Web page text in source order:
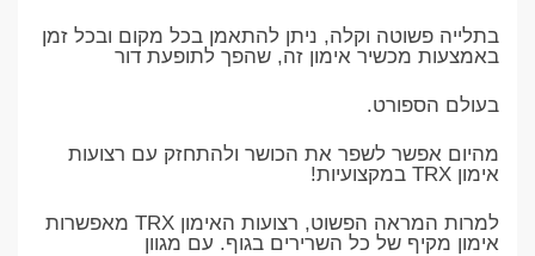
בתלייה פשוטה וקלה, ניתן להתאמן בכל מקום ובכל זמן
באמצעות מכשיר אימון זה, שהפך לתופעת דור
בעולם הספורט.
מהיום אפשר לשפר את הכושר ולהתחזק עם רצועות
אימון TRX במקצועיות!
למרות המראה הפשוט, רצועות האימון TRX מאפשרות
אימון מקיף של כל השרירים בגוף. עם מגוון